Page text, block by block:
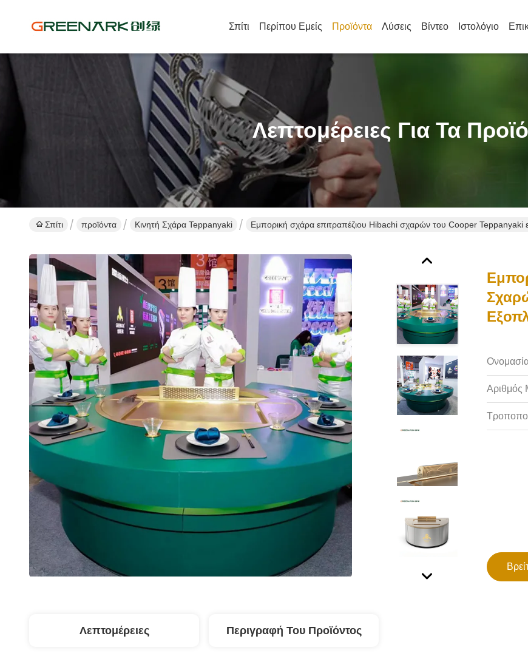
Σπίτι Περίπου Εμείς Προϊόντα Λύσεις Βίντεο Ιστολόγιο
Λεπτομέρειες Για Τα
Σπίτι προϊόντα Κινητή Σχάρα Teppanyaki Εμπορική σχάρα επιτραπέζιου Hibachi σχαρών του Cooper Teppanyaki
Αριθμός
Λεπτομέρειες Περιγραφή Του Προϊόντος